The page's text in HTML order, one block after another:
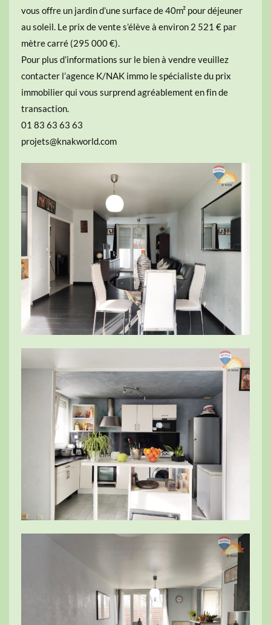
vous offre un jardin d’une surface de 40m² pour déjeuner
au soleil. Le prix de vente s’élève à environ 2 521 € par
mètre carré (295 000 €).
Pour plus d’informations sur le bien à vendre veuillez
contacter l’agence K/NAK immo le spécialiste du prix
immobilier qui vous surprend agréablement en fin de
transaction.
01 83 63 63 63
projets@knakworld.com